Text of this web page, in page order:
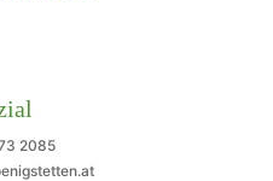
2085